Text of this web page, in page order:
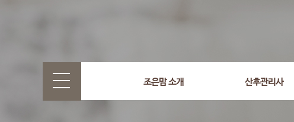
조은맘 소개 산후관리사